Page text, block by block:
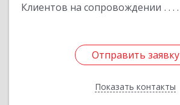
Клиентов на сопровождении
Отправить заявку
Показать контакты
Отправить заявку
Назад